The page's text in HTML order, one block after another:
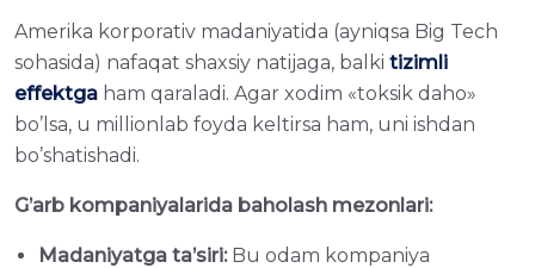
Amerika korporativ madaniyatida (ayniqsa Big Tech
sohasida) nafaqat shaxsiy natijaga, balki tizimli
effektga ham qaraladi. Agar xodim «toksik daho»
bo’lsa, u millionlab foyda keltirsa ham, uni ishdan
bo’shatishadi.
G’arb kompaniyalarida baholash mezonlari:
Madaniyatga ta’siri:Bu odam kompaniya